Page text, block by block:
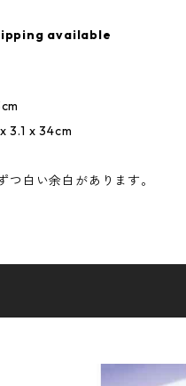
available
3.1 x 34cm
つ白い余白があります。